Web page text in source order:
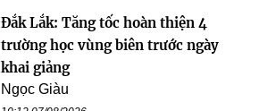
Đắk Lắk: Tăng tốc hoàn thiện 4
trường học vùng biên trước ngày
khai giảng
Ngọc Giàu